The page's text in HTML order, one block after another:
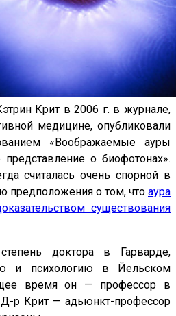
Крит в 2006 г. в журнале,
медицине, опубликовали
«Воображаемые ауры
представление о биофотонах».
считалась очень спорной в
предположения о том, что аура
существования
доктора в Гарварде,
и психологию в Йельском
время он — профессор в
Д-р Крит — адьюнкт-профессор